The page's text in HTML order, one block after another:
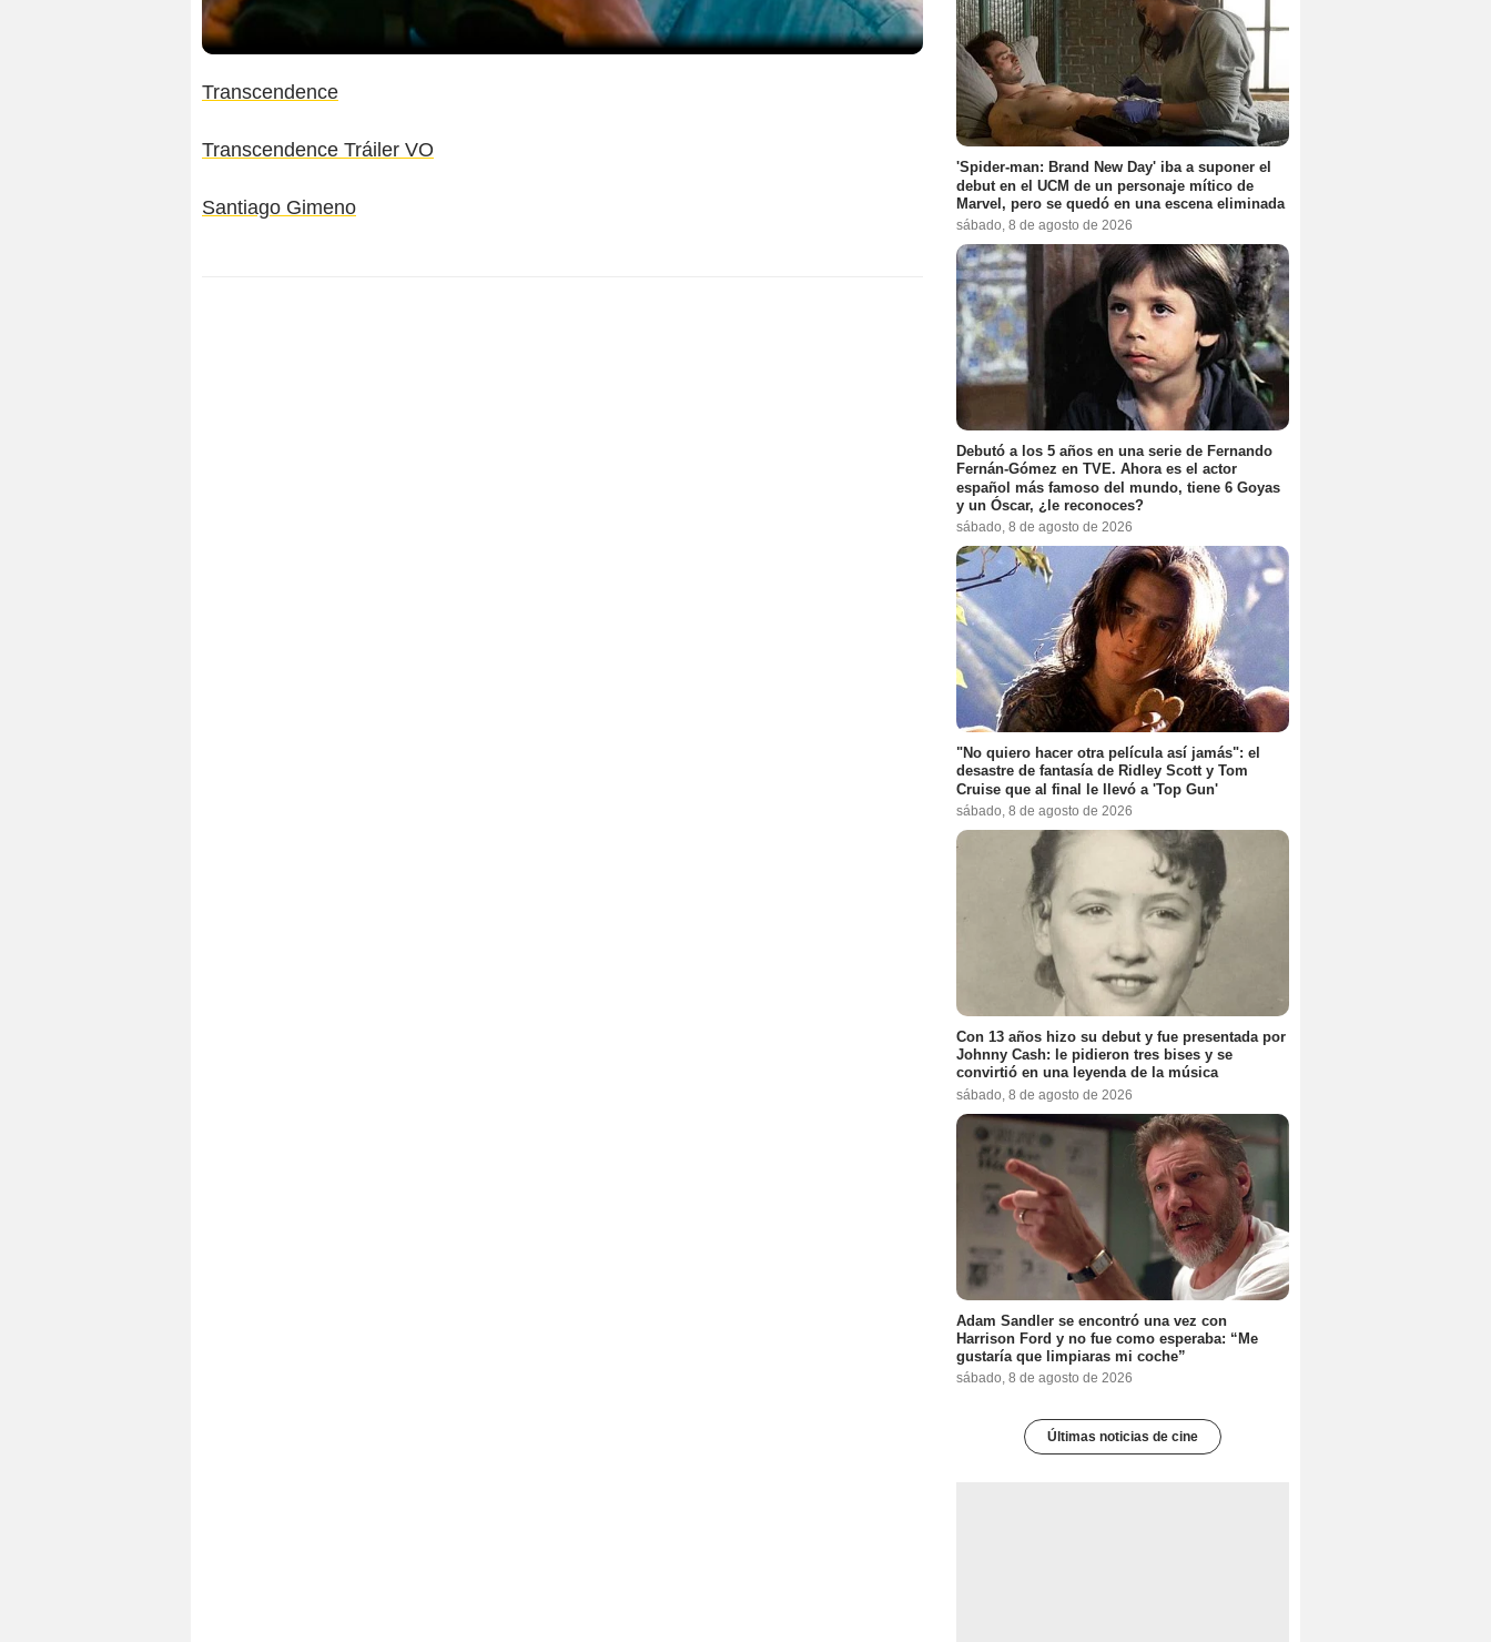
Transcendence
Transcendence Tráiler VO
Santiago Gimeno
'Spider-man: Brand New Day' iba a suponer el
debut en el UCM de un personaje mítico de
Marvel, pero se quedó en una escena eliminada
sábado, 8 de agosto de 2026
Debutó a los 5 años en una serie de Fernando
Fernán-Gómez en TVE. Ahora es el actor
español más famoso del mundo, tiene 6 Goyas
y un Óscar, ¿le reconoces?
sábado, 8 de agosto de 2026
"No quiero hacer otra película así jamás": el
desastre de fantasía de Ridley Scott y Tom
Cruise que al final le llevó a 'Top Gun'
sábado, 8 de agosto de 2026
Con 13 años hizo su debut y fue presentada por
Johnny Cash: le pidieron tres bises y se
convirtió en una leyenda de la música
sábado, 8 de agosto de 2026
Adam Sandler se encontró una vez con
Harrison Ford y no fue como esperaba: “Me
gustaría que limpiaras mi coche”
sábado, 8 de agosto de 2026
Últimas noticias de cine